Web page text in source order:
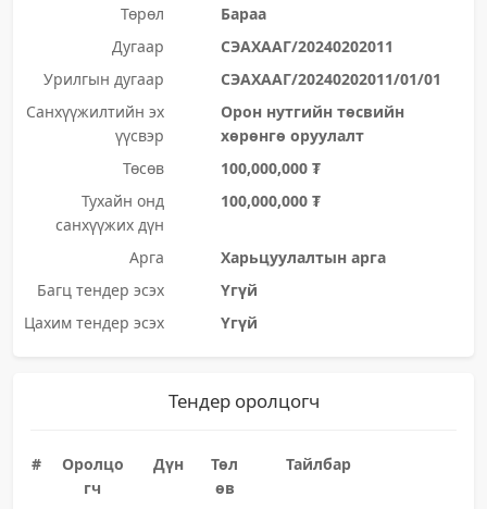
Төрөл
Бараа
Дугаар
СЭАХААГ/20240202011
Урилгын дугаар
СЭАХААГ/20240202011/01/01
Санхүүжилтийн эх
үүсвэр
Орон нутгийн төсвийн
хөрөнгө оруулалт
Төсөв
100,000,000 ₮
Тухайн онд
санхүүжих дүн
100,000,000 ₮
Арга
Харьцуулалтын арга
Багц тендер эсэх
Үгүй
Цахим тендер эсэх
Үгүй
Тендер оролцогч
#
Оролцо
гч
Дүн
Төл
өв
Тайлбар